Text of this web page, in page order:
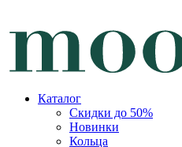
Каталог
Скидки до 50%
Новинки
Кольца